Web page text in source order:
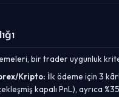
bir trader uygunluk
Kripto: İlk ödeme için 3
kapalı PnL), ayrıca